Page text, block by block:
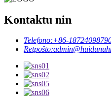
Kontaktu nin
Telefono:+86-
Retpoŝto: